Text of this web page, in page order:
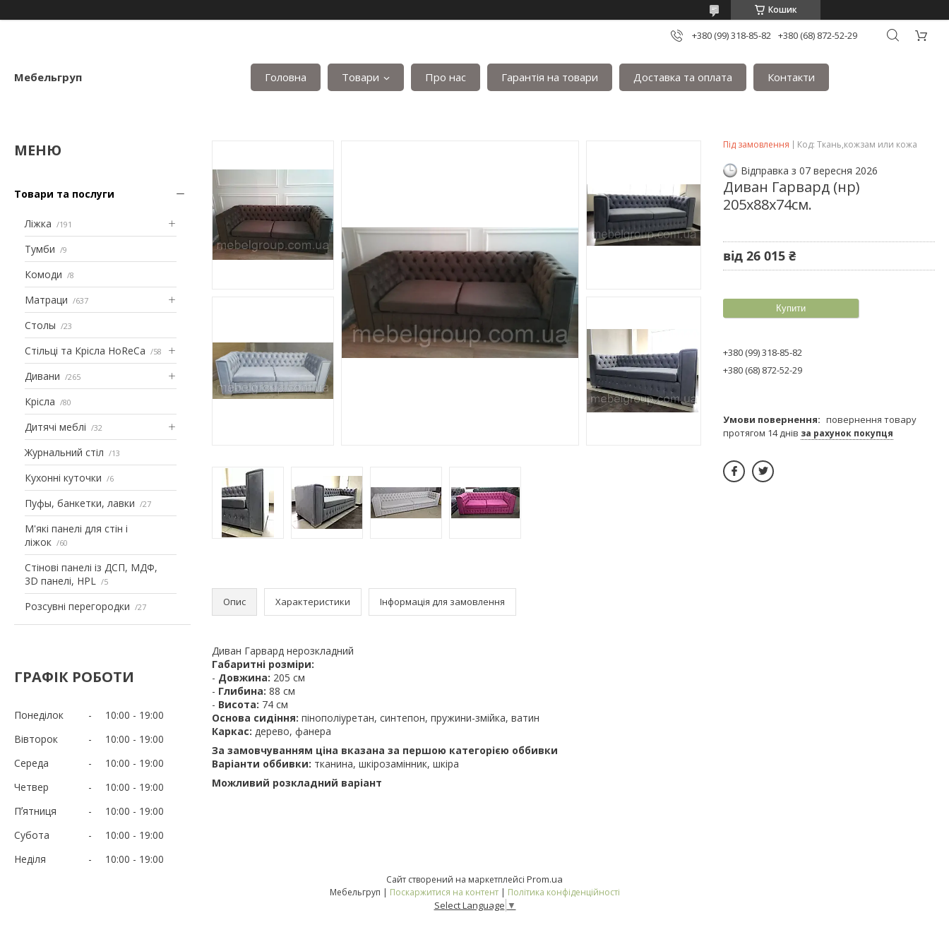
Кошик
+380 (99) 318-85-82 +380 (68) 872-52-29
Мебельгруп Головна Товари Про нас Гарантія на товари Доставка та оплата Контакти
Товари та послуги
Ліжка 191
Тумби 9
Комоди 8
Матраци 637
Столы 23
Стільці та Крісла HoReCa 58
Дивани 265
Крісла 80
Дитячі меблі 32
Журнальний стіл 13
Кухонні куточки 6
Пуфы, банкетки, лавки 27
М'які панелі для стін і
ліжок
60
Стінові панелі із ДСП, МДФ,
3D панелі, HPL
5
Розсувні перегородки 27
ГРАФІК РОБОТИ
Понеділок 10:00
19:00
Вівторок
10:00
19:00
Середа
10:00
19:00
Четвер
10:00
19:00
Пʼятниця
10:00
19:00
Субота
10:00
19:00
Неділя
10:00 19:00
Опис Характеристики Інформація для замовлення
Диван Гарвард нерозкладний
Габаритні розміри:
- Довжина: 205 см
- Глибина: 88 см
- Висота: 74 см
Основа сидіння: пінополіуретан, синтепон, пружини-змійка, ватин
Каркас: дерево, фанера
За замовчуванням ціна вказана за першою категорією оббивки
Варіанти оббивки: тканина, шкірозамінник, шкіра
Можливий розкладний варіант
Під замовлення Код: Ткань,кожзам или кожа
Відправка з 07 вересня 2026
Диван Гарвард (нр)
205х88х74см.
від 26 015 ₴
Купити
+380 (99) 318-85-82
+380 (68) 872-52-29
повернення товару
протягом 14 днів за рахунок покупця
Сайт створений на маркетплейсі Prom.ua
Мебельгруп | Поскаржитися на контент | Політика конфіденційності
Select Language ▼